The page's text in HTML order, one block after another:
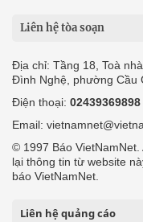
Liên hệ tòa soạn
Địa chỉ: Tầng 18, Toà
Đình Nghệ, phường Cầu
Điện thoại: 02439369898
Email:
© 1997 Báo
lại thông tin từ website
báo VietNamNet.
Liên hệ quảng cáo